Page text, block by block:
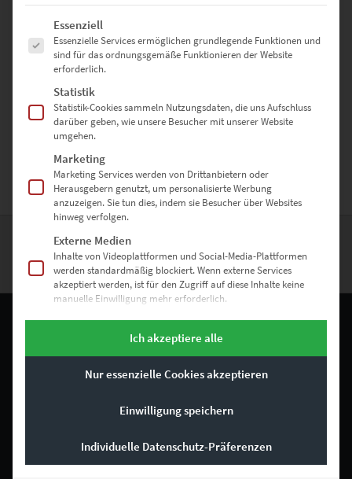
Urban DreamsBilder
Eine
farbenfroheReise in die Welt derfunkelnden Lichteroder
auch an unwirkliche Orte dieses Planeten. Lass los und tauch ein in
die urbane Traumwelt.
ZURÜCK NACH OBEN
RECHTLICHES
Es folgt eine Liste der Service-Gruppen, für die eine Einwilligung
Essenziell
Essenzielle Services ermöglichen grundlegende Funktionen und
sind für das ordnungsgemäße Funktionieren der Website
erforderlich.
Statistik
Statistik-Cookies sammeln Nutzungsdaten, die uns Aufschluss
darüber geben, wie unsere Besucher mit unserer Website
umgehen.
Marketing
Marketing Services werden von Drittanbietern oder
Herausgebern genutzt, um personalisierte Werbung
anzuzeigen. Sie tun dies, indem sie Besucher über Websites
hinweg verfolgen.
Externe Medien
Inhalte von Videoplattformen und Social-Media-Plattformen
werden standardmäßig blockiert. Wenn externe Services
akzeptiert werden, ist für den Zugriff auf diese Inhalte keine
manuelle Einwilligung mehr erforderlich.
Ich akzeptiere alle
Nur essenzielle Cookies akzeptieren
Einwilligung speichern
Individuelle Datenschutz-Präferenzen